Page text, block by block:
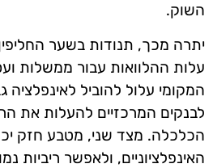
השוק.
יתרה מכך, תנודות בשער
עלות ההלוואות עבור ממשלות
המקומי עלול להוביל לאינפלציה
לבנקים המרכזיים להעלות את
הכלכלה. מצד שני, מטבע חזק
האינפלציוניים, ולאפשר ריביות